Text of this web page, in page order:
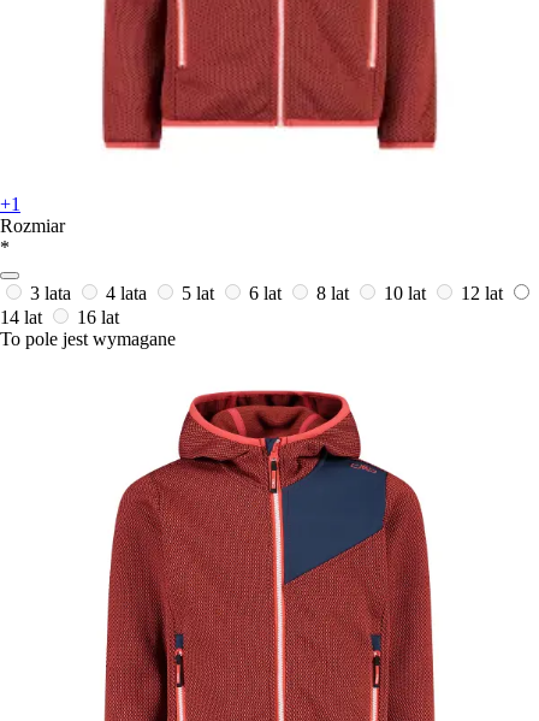
+1
Rozmiar
*
3 lata 4 lata 5 lat 6 lat 8 lat 10 lat
12 lat
14 lat
16 lat
To pole jest wymagane